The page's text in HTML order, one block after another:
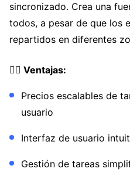
sincronizado. Crea una
todos, a pesar de que los
repartidos en diferentes
👍🏼 Ventajas:
Precios escalables de
usuario
Interfaz de usuario
Gestión de tareas